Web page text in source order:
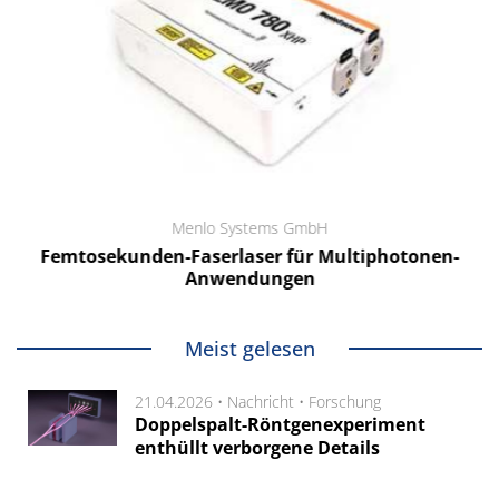
Menlo Systems GmbH
Femtosekunden-Faserlaser für Multiphotonen-
Anwendungen
Meist gelesen
21.04.2026 • Nachricht • Forschung
Doppelspalt-Röntgenexperiment
enthüllt verborgene Details